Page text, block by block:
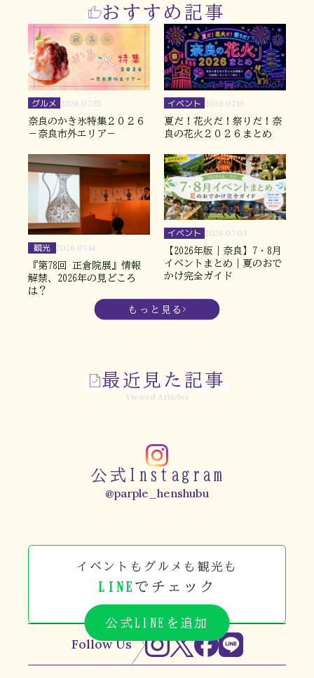
おすすめ記事
グルメ 2026.07.25
奈良のかき氷特集２０２６
－奈良市外エリア－
イベント 2026.07.19
夏だ！花火だ！祭りだ！奈
良の花火２０２６まとめ
観光 2026.07.14
『第78回 正倉院展』情報
解禁、2026年の見どころ
は？
イベント 2026.07.03
【2026年版｜奈良】7・8月
イベントまとめ｜夏のおで
かけ完全ガイド
もっと見る
最近見た記事
Viewed Articles
公式Instagram
@parple_henshubu
イベントもグルメも観光も
LINE でチェック
公式LINEを追加
Follow Us